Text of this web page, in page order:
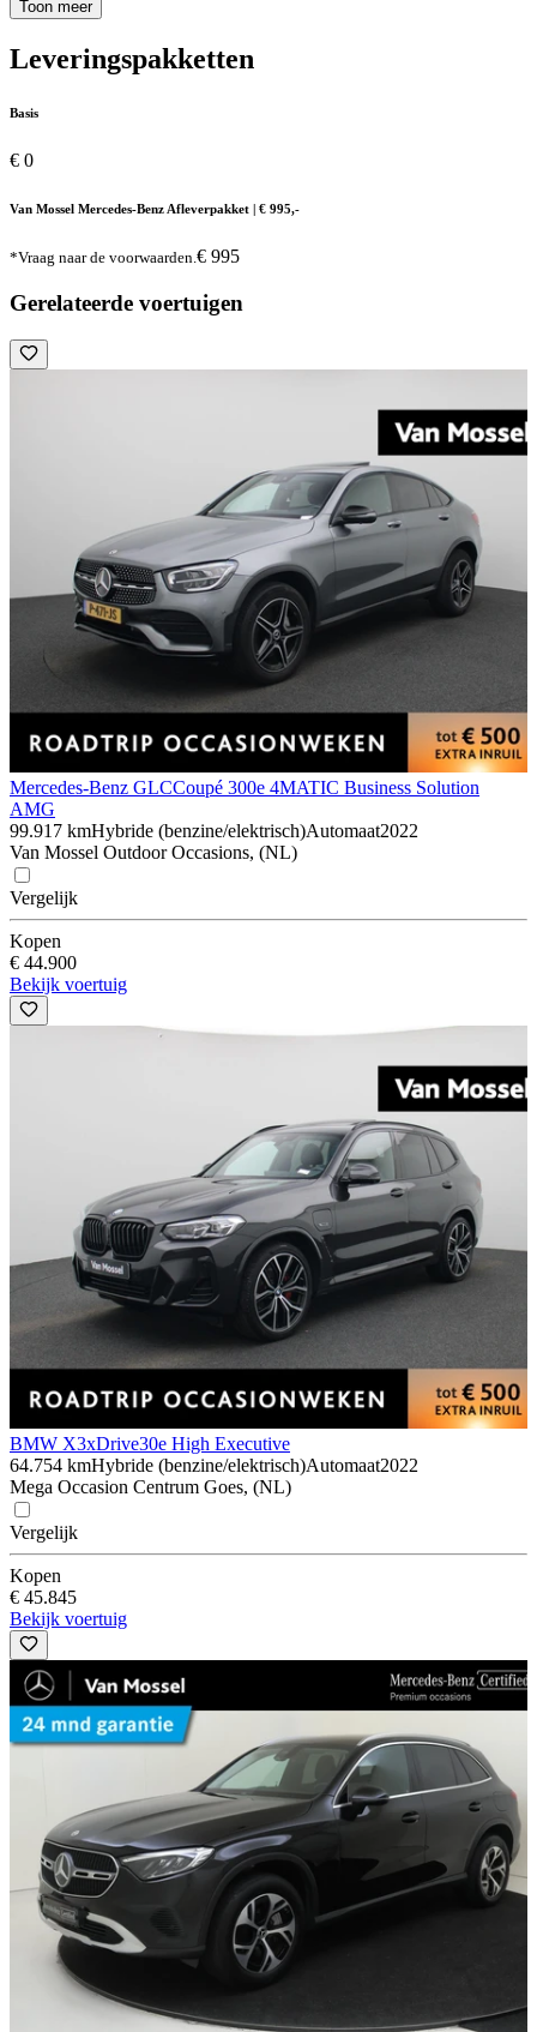
Toon meer
Leveringspakketten
Basis
€ 0
Van Mossel Mercedes-Benz Afleverpakket | € 995,-
*Vraag naar de voorwaarden.€ 995
Gerelateerde voertuigen
Mercedes-Benz GLCCoupé 300e 4MATIC Business Solution
AMG
99.917 kmHybride (benzine/elektrisch)Automaat2022
Van Mossel Outdoor Occasions, (NL)
Vergelijk
Kopen
€ 44.900
Bekijk voertuig
BMW X3xDrive30e High Executive
64.754 kmHybride (benzine/elektrisch)Automaat2022
Mega Occasion Centrum Goes, (NL)
Vergelijk
Kopen
€ 45.845
Bekijk voertuig